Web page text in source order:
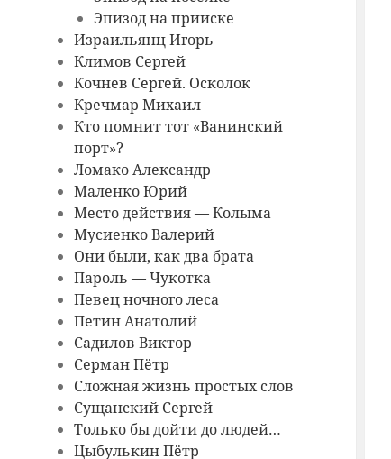
Эпизод на прииске
Израильянц Игорь
Климов Сергей
Кочнев Сергей. Осколок
Кречмар Михаил
Кто помнит тот «Ванинский
порт»?
Ломако Александр
Маленко Юрий
Место действия — Колыма
Мусиенко Валерий
Они были, как два брата
Пароль — Чукотка
Певец ночного леса
Петин Анатолий
Садилов Виктор
Серман Пётр
Сложная жизнь простых слов
Сущанский Сергей
Только бы дойти до людей…
Цыбулькин Пётр